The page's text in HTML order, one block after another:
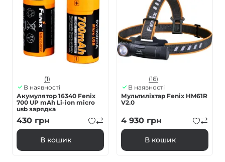
(1)
В наявності
Акумулятор 16340 Fenix
700 UP mAh Li-ion micro
usb зарядка
430 грн
В кошик
(16)
В наявності
Мультиліхтар Fenix HM61R
V2.0
4 930 грн
В кошик